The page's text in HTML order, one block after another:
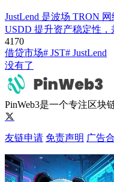
JustLend 是波场 TRON
USDD 提升资产稳定性，
4170
借贷市场# JST# JustLend
没有了
PinWeb3是一个专注区块
友链申请 免责声明 广告